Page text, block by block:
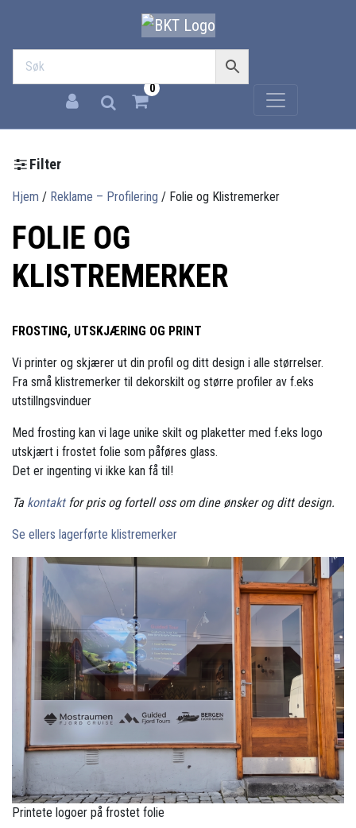
0
Filter
Hjem / Reklame – Profilering / Folie og Klistremerker
FOLIE OG
KLISTREMERKER
FROSTING, UTSKJÆRING OG PRINT
Vi printer og skjærer ut din profil og ditt design i alle størrelser.
Fra små klistremerker til dekorskilt og større profiler av f.eks
utstillngsvinduer
Med frosting kan vi lage unike skilt og plaketter med f.eks logo
utskjært i frostet folie som påføres glass.
Det er ingenting vi ikke kan få til!
Ta kontaktfor pris og fortell oss om dine ønsker og ditt design.
Se ellers lagerførte klistremerker
Printete logoer på frostet folie